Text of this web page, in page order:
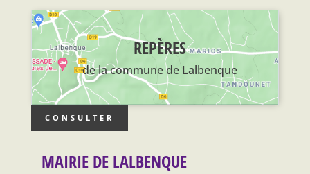
REPÈRES
de la commune de Lalbenque
CONSULTER
MAIRIE DE LALBENQUE